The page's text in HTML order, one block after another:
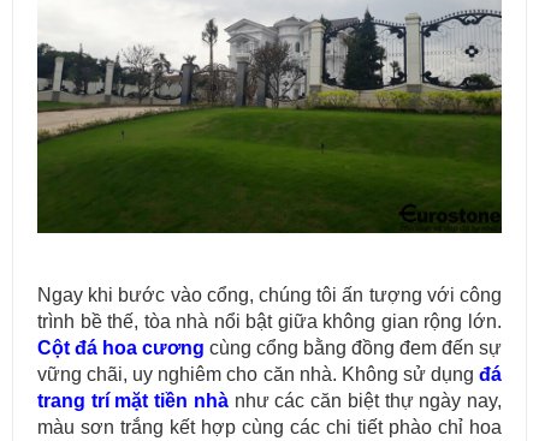
Ngay khi bước vào cổng, chúng tôi ấn tượng với công
trình bề thế, tòa nhà nổi bật giữa không gian rộng lớn.
Cột đá hoa cương cùng cổng bằng đồng đem đến sự
vững chãi, uy nghiêm cho căn nhà. Không sử dụng đá
trang trí mặt tiền nhànhư các căn biệt thự ngày nay,
màu sơn trắng kết hợp cùng các chi tiết phào chỉ hoa